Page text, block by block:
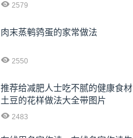
2579
肉末蒸鹌鹑蛋的家常做法
2550
推荐给减肥人士吃不腻的健康食材
土豆的花样做法大全带图片
2483